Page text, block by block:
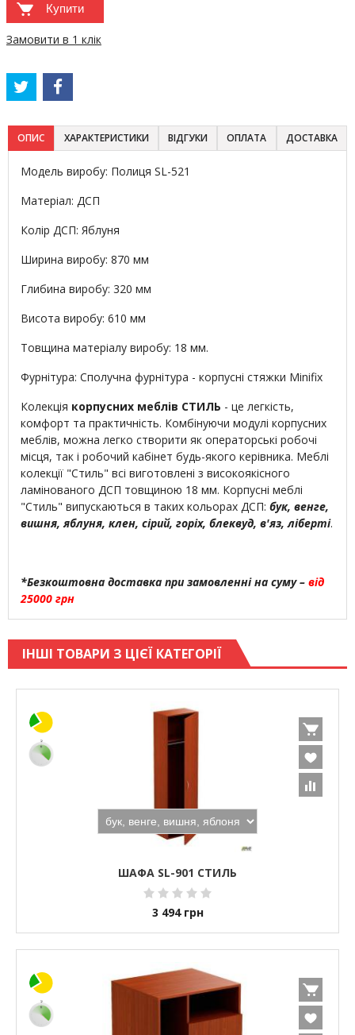
Купити
Замовити в 1 клік
ОПИС ХАРАКТЕРИСТИКИ ВІДГУКИ ОПЛАТА ДОСТАВКА
Модель виробу: Полиця SL-521
Матеріал: ДСП
Колір ДСП: Яблуня
Ширина виробу: 870 мм
Глибина виробу: 320 мм
Висота виробу: 610 мм
Товщина матеріалу виробу: 18 мм.
Фурнітура: Сполучна фурнітура - корпусні стяжки Minifix
Колекція корпусних меблів СТИЛЬ - це легкість,
комфорт та практичність. Комбінуючи модулі корпусних
меблів, можна легко створити як операторські робочі
місця, так і робочий кабінет будь-якого керівника. Меблі
колекції "Стиль" всі виготовлені з високоякісного
ламінованого ДСП товщиною 18 мм. Корпусні меблі
"Стиль" випускаються в таких кольорах ДСП: бук, венге,
вишня, яблуня, клен, сірий, горіх, блеквуд, в'яз, ліберті.
*Безкоштовна доставка при замовленні на суму – від
25000 грн
ІНШІ ТОВАРИ З ЦІЄЇ КАТЕГОРІЇ
ШАФА SL-901 СТИЛЬ
3 494 грн